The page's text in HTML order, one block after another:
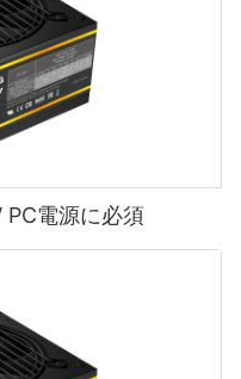
電源に必須